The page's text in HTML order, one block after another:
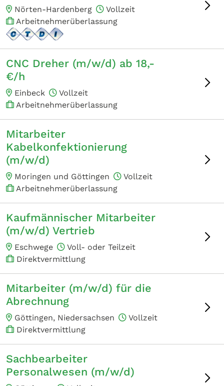
Nörten-Hardenberg
Vollzeit
Arbeitnehmerüberlassung
CNC Dreher (m/w/d) ab 18,-
€/h
Einbeck
Vollzeit
Arbeitnehmerüberlassung
Mitarbeiter
Kabelkonfektionierung
(m/w/d)
Moringen und Göttingen
Vollzeit
Arbeitnehmerüberlassung
Kaufmännischer Mitarbeiter
(m/w/d) Vertrieb
Eschwege
Voll- oder Teilzeit
Direktvermittlung
Mitarbeiter (m/w/d) für die
Abrechnung
Göttingen, Niedersachsen
Vollzeit
Direktvermittlung
Sachbearbeiter
Personalwesen (m/w/d)